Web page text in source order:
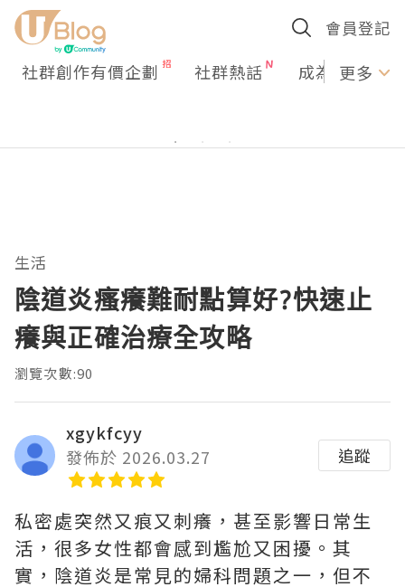
會員登記
社群創作有價企劃 社群熱話 成為U更多
生活
陰道炎瘙癢難耐點算好?快速止
癢與正確治療全攻略
瀏覽次數:90
xgykfcyy
發佈於 2026.03.27
追蹤
私密處突然又痕又刺癢，甚至影響日常生
活，很多女性都會感到尷尬又困擾。其
實，陰道炎是常見的婦科問題之一，但不